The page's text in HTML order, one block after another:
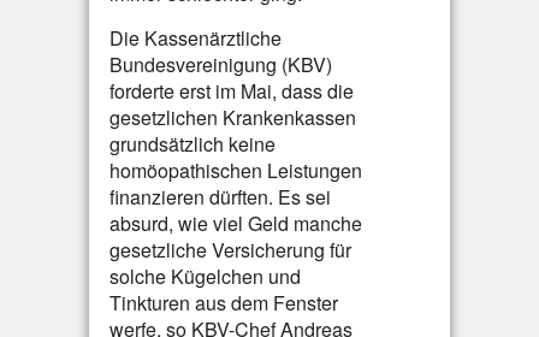
Die Kassenärztliche
Bundesvereinigung (KBV)
forderte erst im Mai, dass die
gesetzlichen Krankenkassen
grundsätzlich keine
homöopathischen Leistungen
finanzieren dürften. Es sei
absurd, wie viel Geld manche
gesetzliche Versicherung für
solche Kügelchen und
Tinkturen aus dem Fenster
werfe, so KBV-Chef Andreas